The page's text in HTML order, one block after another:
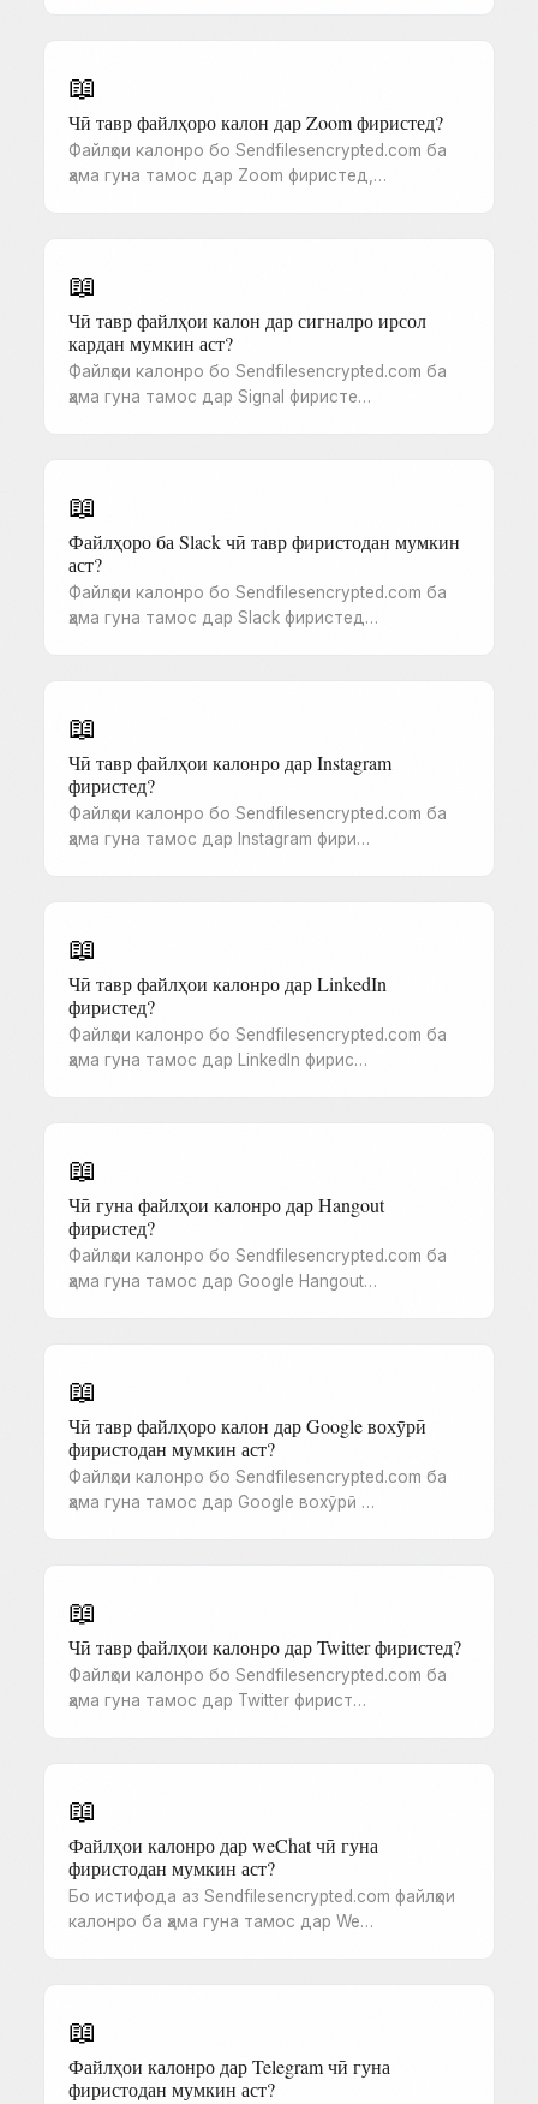
📖
Чӣ тавр файлҳоро калон дар Zoom фиристед?
Файлҳои калонро бо Sendfilesencrypted.com ба
ҳама гуна тамос дар Zoom фиристед,…
📖
Чӣ тавр файлҳои калон дар сигналро ирсол
кардан мумкин аст?
Файлҳои калонро бо Sendfilesencrypted.com ба
ҳама гуна тамос дар Signal фиристе…
📖
Файлҳоро ба Slack чӣ тавр фиристодан мумкин
аст?
Файлҳои калонро бо Sendfilesencrypted.com ба
ҳама гуна тамос дар Slack фиристед…
📖
Чӣ тавр файлҳои калонро дар Instagram
фиристед?
Файлҳои калонро бо Sendfilesencrypted.com ба
ҳама гуна тамос дар Instagram фири…
📖
Чӣ тавр файлҳои калонро дар LinkedIn
фиристед?
Файлҳои калонро бо Sendfilesencrypted.com ба
ҳама гуна тамос дар LinkedIn фирис…
📖
Чӣ гуна файлҳои калонро дар Hangout
фиристед?
Файлҳои калонро бо Sendfilesencrypted.com ба
ҳама гуна тамос дар Google Hangout…
📖
Чӣ тавр файлҳоро калон дар Google вохӯрӣ
фиристодан мумкин аст?
Файлҳои калонро бо Sendfilesencrypted.com ба
ҳама гуна тамос дар Google вохӯрӣ …
📖
Чӣ тавр файлҳои калонро дар Twitter фиристед?
Файлҳои калонро бо Sendfilesencrypted.com ба
ҳама гуна тамос дар Twitter фирист…
📖
Файлҳои калонро дар weChat чӣ гуна
фиристодан мумкин аст?
Бо истифода аз Sendfilesencrypted.com файлҳои
калонро ба ҳама гуна тамос дар We…
📖
Файлҳои калонро дар Telegram чӣ гуна
фиристодан мумкин аст?